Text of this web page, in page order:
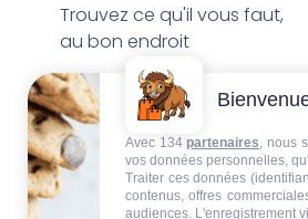
Trouvez ce qu'il vous faut,
au bon endroit
Avec 134 partenaires, nous
vos données personnelles,
Traiter ces données
contenus, offres
audiences. L'enregistrement